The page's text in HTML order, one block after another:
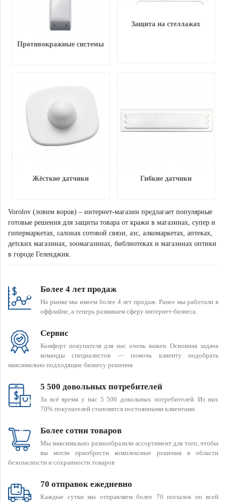
Противокражные системы
Защита на стеллажах
Жёсткие датчики Гибкие датчики
Vorolov (ловим воров) – интернет-магазин предлагает популярные
готовые решения для защиты товара от кражи в магазинах, супер и
гипермаркетах, салонах сотовой связи, азс, алкомаркетах, аптеках,
детских магазинах, зоомагазинах, библиотеках и магазинах оптики
в городе Геленджик.
Более 4 лет продаж
На рынке мы имеем более 4 лет продаж. Ранее мы работали в
оффлайне, а теперь развиваем сферу интернет-бизнеса.
Сервис
Комфорт покупателя для нас очень важен. Основная задача
команды специалистов — помочь клиенту подобрать
максимально подходящие бизнесу решения
5 500 довольных потребителей
За всё время у нас 5 500 довольных потребителей. Из них
70% покупателей становятся постоянными клиентами.
Более сотни товаров
Мы максимально разнообразили ассортимент для того, чтобы
вы могли приобрести комплексные решения в области
безопасности и сохранности товаров
70 отправок ежедневно
Каждые сутки мы отправляем более 70 посылок по всей